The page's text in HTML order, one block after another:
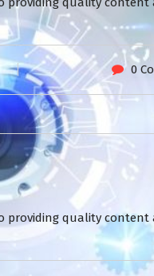
0
providing quality content